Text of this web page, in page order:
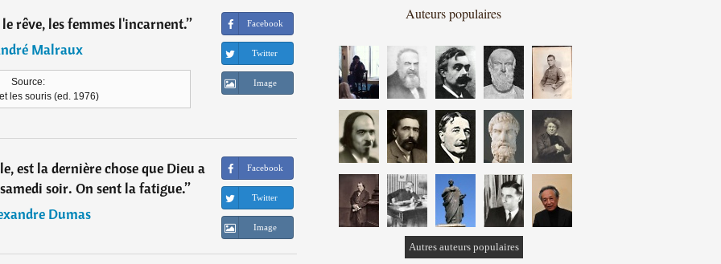
rêve, les femmes l'incarnent.”
Malraux
Source:
les souris (ed. 1976)
Facebook
Twitter
Image
est la dernière chose que Dieu a
soir. On sent la fatigue.”
Dumas
Facebook
Twitter
Image
Auteurs populaires
Autres auteurs populaires